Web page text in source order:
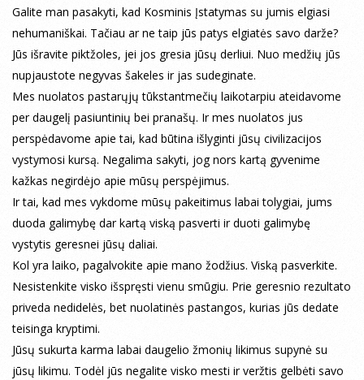
Galite man pasakyti, kad Kosminis Įstatymas su jumis elgiasi
nehumaniškai. Tačiau ar ne taip jūs patys elgiatės savo darže?
Jūs išravite piktžoles, jei jos gresia jūsų derliui. Nuo medžių jūs
nupjaustote negyvas šakeles ir jas sudeginate.
Mes nuolatos pastarųjų tūkstantmečių laikotarpiu ateidavome
per daugelį pasiuntinių bei pranašų. Ir mes nuolatos jus
perspėdavome apie tai, kad būtina išlyginti jūsų civilizacijos
vystymosi kursą. Negalima sakyti, jog nors kartą gyvenime
kažkas negirdėjo apie mūsų perspėjimus.
Ir tai, kad mes vykdome mūsų pakeitimus labai tolygiai, jums
duoda galimybę dar kartą viską pasverti ir duoti galimybę
vystytis geresnei jūsų daliai.
Kol yra laiko, pagalvokite apie mano žodžius. Viską pasverkite.
Nesistenkite visko išspręsti vienu smūgiu. Prie geresnio rezultato
priveda nedidelės, bet nuolatinės pastangos, kurias jūs dedate
teisinga kryptimi.
Jūsų sukurta karma labai daugelio žmonių likimus supynė su
jūsų likimu. Todėl jūs negalite visko mesti ir veržtis gelbėti savo